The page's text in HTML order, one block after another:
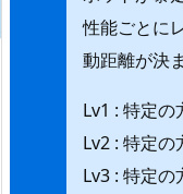
性能ごとに
動距離が決
Lv1 : 特定の
Lv2 : 特定の
Lv3 : 特定の